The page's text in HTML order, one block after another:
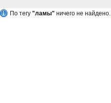
По тегу "ламы" ничего не найдено.